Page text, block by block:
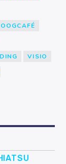
OOGCAFÉ
VISIO